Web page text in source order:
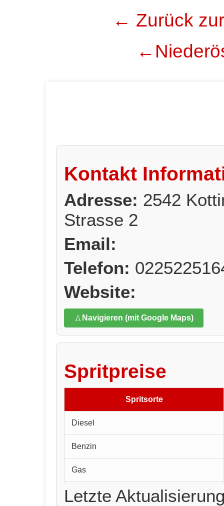
← Zurück
Kontakt
Adresse: 2542
Strasse 2
Email:
Telefon:
Website:
Navigieren (mit Google Maps)
Spritpreise
Spritsorte
Diesel
Benzin
Gas
Letzte